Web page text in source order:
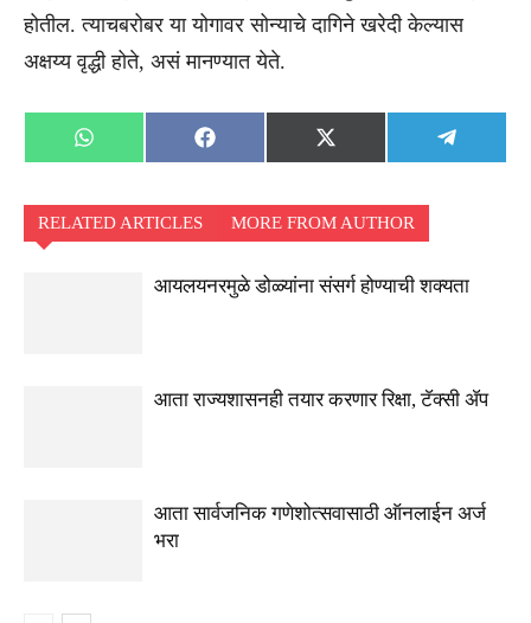
होतील. त्याचबरोबर या योगावर सोन्याचे दागिने खरेदी केल्यास
अक्षय्य वृद्धी होते, असं मानण्यात येते.
Share
on
WhatsApp
Share
on
Facebook
Share
on
X
(Twitter)
Share
on
RELATED ARTICLES MORE FROM AUTHOR
आयलयनरमुळे डोळ्यांना संसर्ग होण्याची शक्यता
आता राज्यशासनही तयार करणार रिक्षा, टॅक्सी ॲप
आता सार्वजनिक गणेशोत्सवासाठी ऑनलाईन अर्ज
भरा